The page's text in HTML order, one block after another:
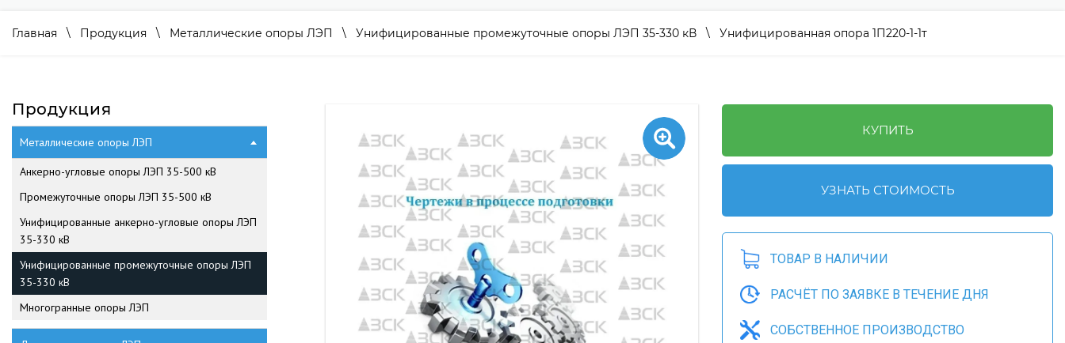
Главная \ Продукция \ Металлические опоры ЛЭП \ Унифицированные промежуточные опоры ЛЭП 35-330 кВ \ Унифицированная опора 1П220-1-1т
Продукция
Металлические опоры ЛЭП
Анкерно-угловые опоры ЛЭП 35-500 кВ
Промежуточные опоры ЛЭП 35-500 кВ
Унифицированные анкерно-угловые опоры ЛЭП
35-330 кВ
Унифицированные промежуточные опоры ЛЭП
35-330 кВ
Многогранные опоры ЛЭП
КУПИТЬ
УЗНАТЬ СТОИМОСТЬ
ТОВАР В НАЛИЧИИ
РАСЧЁТ ПО ЗАЯВКЕ В ТЕЧЕНИЕ ДНЯ
СОБСТВЕННОЕ ПРОИЗВОДСТВО